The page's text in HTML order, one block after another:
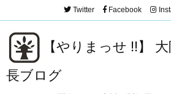
【やりまっせ !!】
長ブログ
Twitter Facebook